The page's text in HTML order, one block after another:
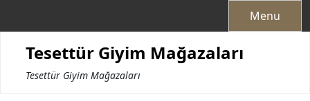
Menu
Tesettür Giyim Mağazaları
Tesettür Giyim Mağazaları